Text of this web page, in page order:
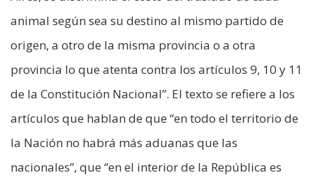
animal según sea su destino al mismo partido de
origen, a otro de la misma provincia o a otra
provincia lo que atenta contra los artículos 9, 10 y 11
de la Constitución Nacional”. El texto se refiere a los
artículos que hablan de que “en todo el territorio de
la Nación no habrá más aduanas que las
nacionales”, que “en el interior de la República es